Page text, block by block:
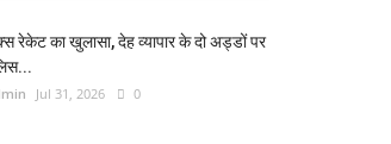
रेकेट का खुलासा, देह व्यापार के दो अड्डों पर
Jul 31, 2026 0